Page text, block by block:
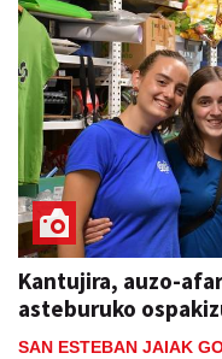
Kantujira, auzo-
asteburuko
SAN ESTEBAN JAIAK